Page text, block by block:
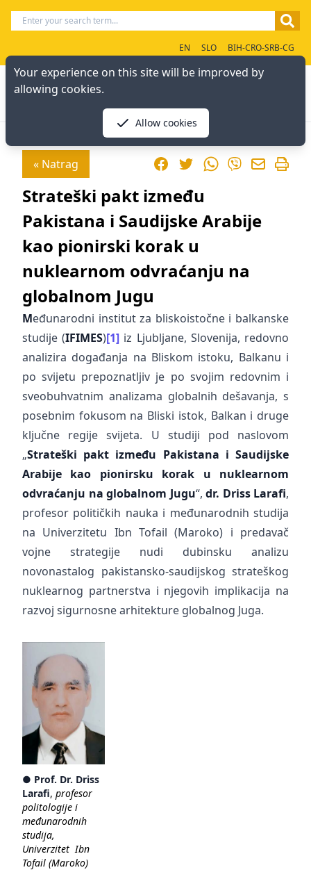
EN SLO BIH-CRO-SRB-CG
« Natrag FacebookTwitterWhatsApp
Viber
Strateški pakt između
Pakistana i Saudijske Arabije
kao pionirski korak u
nuklearnom odvraćanju na
globalnom Jugu
Međunarodni institut za bliskoistočne i balkanske
studije (IFIMES)[1] iz Ljubljane, Slovenija, redovno
analizira događanja na Bliskom istoku, Balkanu i
po svijetu prepoznatljiv je po svojim redovnim i
sveobuhvatnim analizama globalnih dešavanja, s
posebnim fokusom na Bliski istok, Balkan i druge
ključne regije svijeta. U studiji pod naslovom
„Strateški pakt između Pakistana i Saudijske
Arabije kao pionirsku korak u nuklearnom
odvraćanju na globalnom Jugu“, dr. Driss Larafi,
profesor političkih nauka i međunarodnih studija
na Univerzitetu Ibn Tofail (Maroko) i predavač
vojne strategije nudi dubinsku analizu
novonastalog pakistansko-saudijskog strateškog
nuklearnog partnerstva i njegovih implikacija na
razvoj sigurnosne arhitekture globalnog Juga.
● Prof. Dr. Driss
Larafi, profesor
politologije i
međunarodnih
studija,
Univerzitet Ibn
Tofail (Maroko)
Your experience on this site will be improved by
allowing cookies.
Allow cookies